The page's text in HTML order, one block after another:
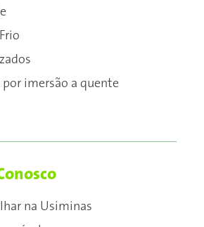
por imersão a quente
na Usiminas